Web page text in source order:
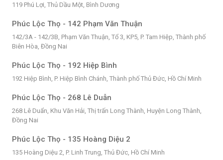
119 Phú Lợi, Thủ Dầu Một, Bình Dương
Phúc Lộc Thọ - 142 Phạm Văn Thuận
142/3A - 142/3B, Phạm Văn Thuận, Tổ 3, KP5, P. Tam Hiệp, Thành phố
Biên Hòa, Đồng Nai
Phúc Lộc Thọ - 192 Hiệp Bình
192 Hiệp Bình, P. Hiệp Bình Chánh, Thành phố Thủ Đức, Hồ Chí Minh
Phúc Lộc Thọ - 268 Lê Duẫn
268 Lê Duẩn, Khu Văn Hải, Thị trấn Long Thành, Huyện Long Thành,
Đồng Nai
Phúc Lộc Thọ - 135 Hoàng Diệu 2
135 Hoàng Diệu 2, P. Linh Trung, Thủ Đức, Hồ Chí Minh